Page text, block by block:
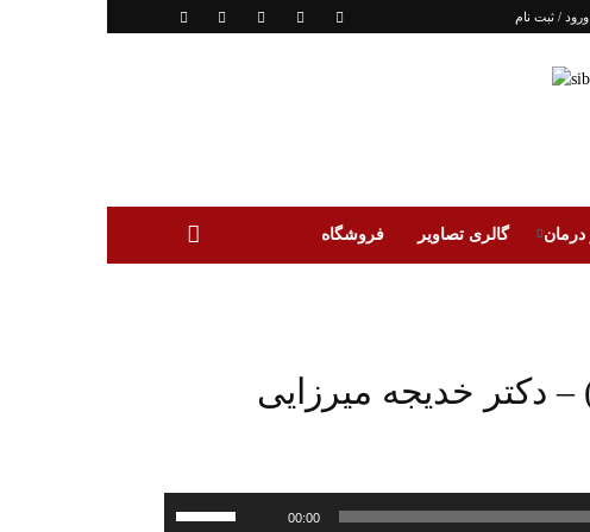
ورود / ثبت نام
درمان گالری تصاویر فروشگاه
دکتر خدیجه میرزایی
00:00